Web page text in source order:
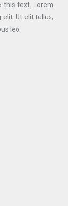
this text. Lorem
Ut elit tellus,
leo.